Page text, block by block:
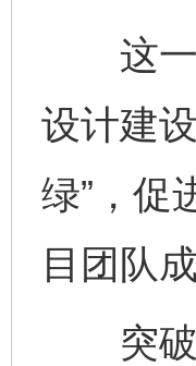
这一
设计建
绿”，促
目团队成
突破